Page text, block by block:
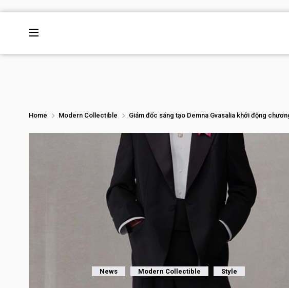
Home Modern Collectible Giám đốc sáng tạo Demna Gvasalia khởi động
News Modern Collectible Style